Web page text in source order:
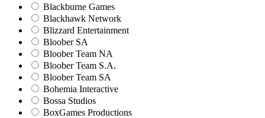
Blackburne Games
Blackhawk Network
Blizzard Entertainment
Bloober SA
Bloober Team NA
Bloober Team S.A.
Bloober Team SA
Bohemia Interactive
Bossa Studios
BoxGames Productions